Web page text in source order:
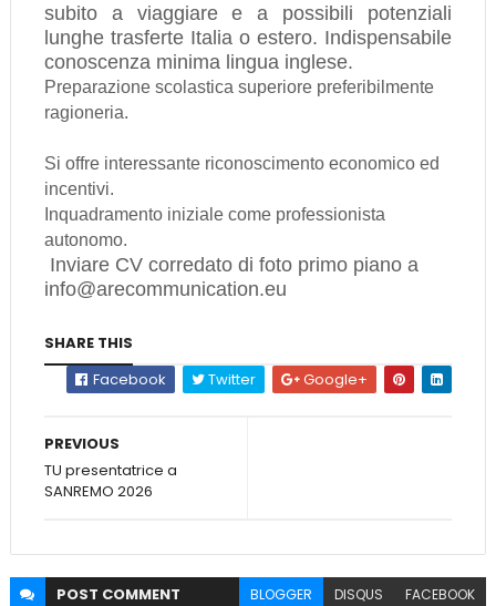
subito a viaggiare e a possibili potenziali
lunghe trasferte Italia o estero. Indispensabile
conoscenza minima lingua inglese.
Preparazione scolastica superiore preferibilmente
ragioneria.
Si offre interessante riconoscimento economico ed
incentivi.
Inquadramento iniziale come professionista
autonomo.
Inviare CV corredato di foto primo piano a
info@arecommunication.eu
SHARE THIS
Facebook
Twitter Google+
PREVIOUS
TU presentatrice a
SANREMO 2026
POST COMMENT BLOGGER DISQUS FACEBOOK